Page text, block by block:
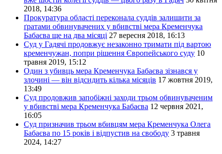
2018, 14:36
Прокуратура області переконала суддів залишити за
ґратами обвинувачених у вбивстві мера Кременчука
Бабаєва ще на два місяці 27 вересня 2018, 16:13
Суд у Гадячі продовжує незаконно тримати під вартою
кременчужан, попри рішення Європейського суду 10
травня 2019, 15:12
Один з убивць мера Кременчука Бабаєва зізнався у
злочині — він відсидить кілька місяців 17 жовтня 2019,
13:49
Суд продовжив запобіжні заходи трьом обвинуваченим
у вбивстві мера Кременчука Бабаєва 12 червня 2021,
16:05
Суд призначив трьом вбивцям мера Кременчука Олега
Бабаєва по 15 років і відпустив на свободу 3 травня
2024, 14:27